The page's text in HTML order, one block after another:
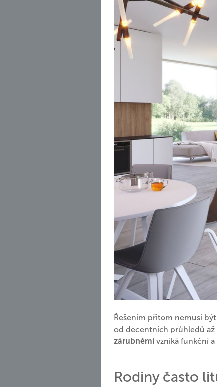
Řešením přitom nemusí
od decentních průhledů až
zárubněmi vzniká funkční a
Rodiny často